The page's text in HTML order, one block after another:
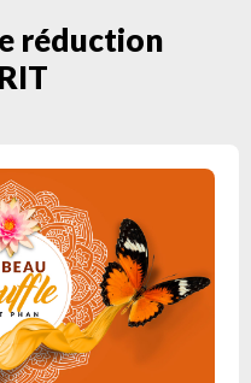
réduction